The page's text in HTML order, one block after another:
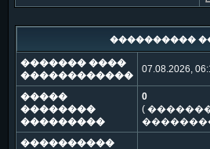
����������
������� ����
������������
07.08.2026,
�����
��������
���������
0
(
����������